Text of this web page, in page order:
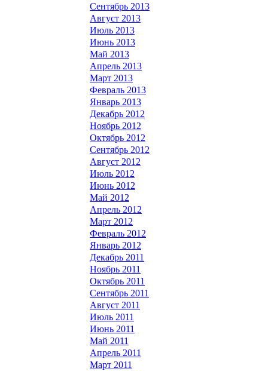
Сентябрь 2013
Август 2013
Июль 2013
Июнь 2013
Май 2013
Апрель 2013
Март 2013
Февраль 2013
Январь 2013
Декабрь 2012
Ноябрь 2012
Октябрь 2012
Сентябрь 2012
Август 2012
Июль 2012
Июнь 2012
Май 2012
Апрель 2012
Март 2012
Февраль 2012
Январь 2012
Декабрь 2011
Ноябрь 2011
Октябрь 2011
Сентябрь 2011
Август 2011
Июль 2011
Июнь 2011
Май 2011
Апрель 2011
Март 2011